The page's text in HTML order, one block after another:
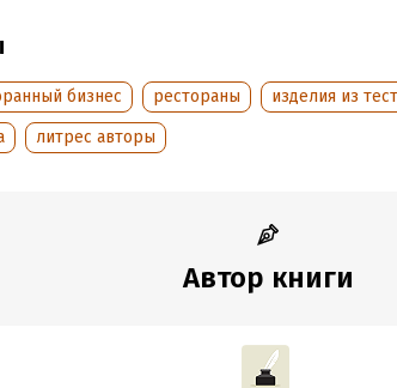
21 декабря 2020
бизнес рестораны изделия из
литрес авторы
Автор книги